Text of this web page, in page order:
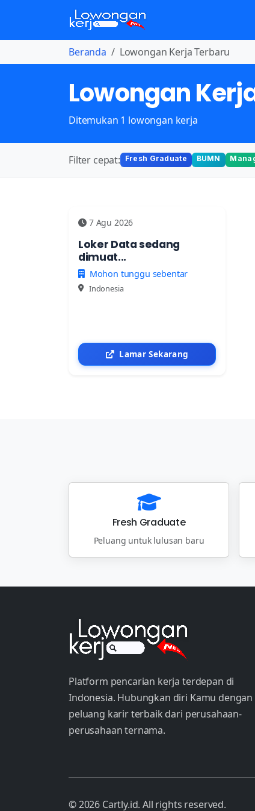
Beranda Lowongan Kerja Terbaru
Lowongan
Ditemukan 1 lowongan kerja
Filter cepat: Fresh Graduate BUMN
7 Agu 2026
Loker Data sedang
dimuat...
Mohon tunggu sebentar
Indonesia
Lamar Sekarang
Fresh Graduate
Peluang untuk lulusan baru
Platform pencarian kerja terdepan di
Indonesia. Hubungkan diri Kamu dengan
peluang karir terbaik dari perusahaan-
perusahaan ternama.
© 2026 Cartly.id. All rights reserved.